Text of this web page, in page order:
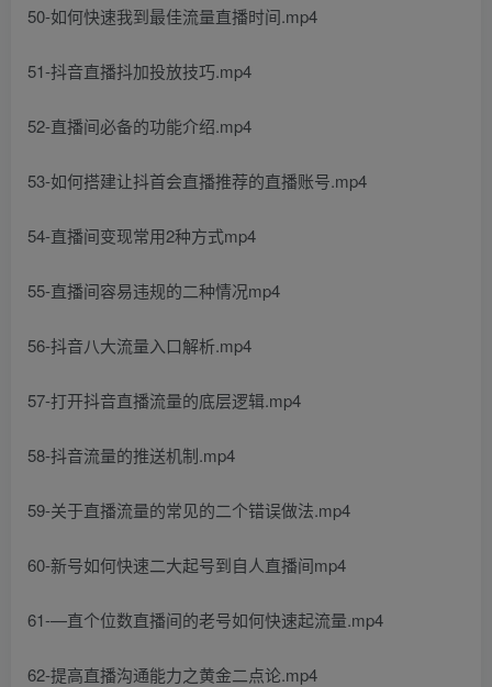
50-如何快速我到最佳流量直播时间.mp4
51-抖音直播抖加投放技巧.mp4
52-直播间必备的功能介绍.mp4
53-如何搭建让抖首会直播推荐的直播账号.mp4
54-直播间变现常用2种方式mp4
55-直播间容易违规的二种情况mp4
56-抖音八大流量入口解析.mp4
57-打开抖音直播流量的底层逻辑.mp4
58-抖音流量的推送机制.mp4
59-关于直播流量的常见的二个错误做法.mp4
60-新号如何快速二大起号到自人直播间mp4
61-—直个位数直播间的老号如何快速起流量.mp4
62-提高直播沟通能力之黄金二点论.mp4